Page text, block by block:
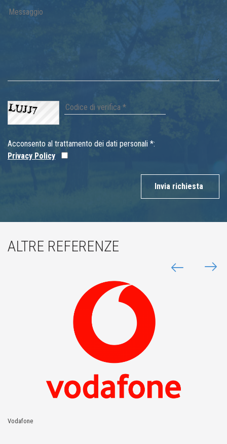
Acconsento al trattamento dei dati personali *:
Privacy Policy
Invia richiesta
ALTRE REFERENZE
Vodafone